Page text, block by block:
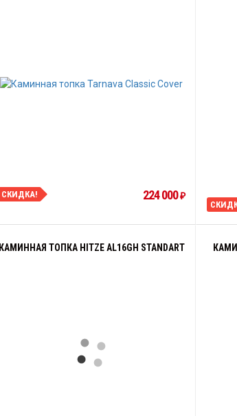
СКИДКА! 224 000₽
КАМИННАЯ ТОПКА HITZE AL16GH STANDART